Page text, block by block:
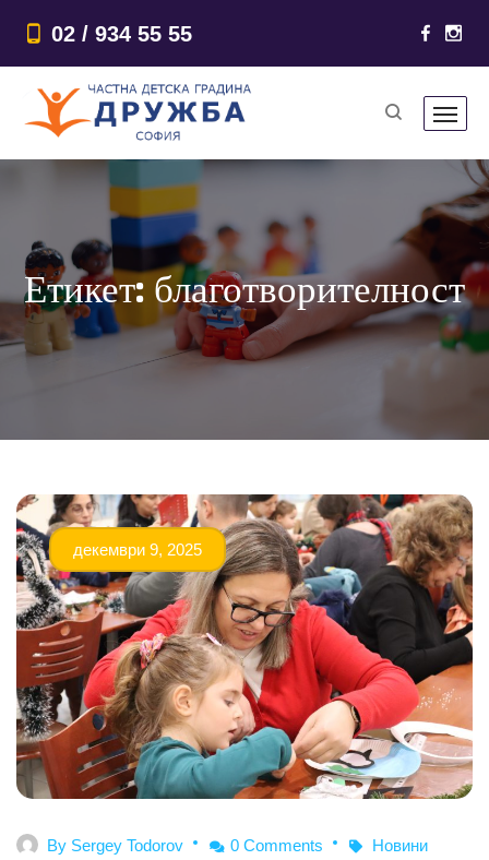
02 / 934 55 55
Етикет:благотворителност
декември 9, 2025
By Sergey Todorov 0 Comments Новини